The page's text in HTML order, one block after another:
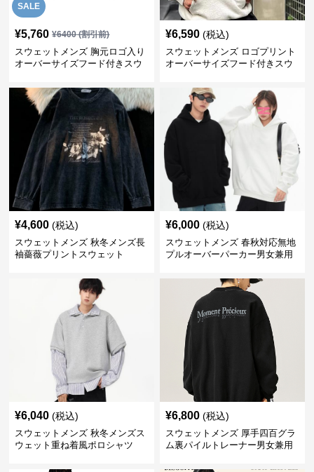
SALE
¥5,760 ¥6400(割引前)
スウェットメンズ 胸元ロゴ入り
オーバーサイズフード付きスウ
¥6,590 (税込)
スウェットメンズ ロゴプリント
オーバーサイズフード付きスウ
¥4,600 (税込)
スウェットメンズ 秋冬メンズ長
袖薔薇プリントスウェット
¥6,000 (税込)
スウェットメンズ 春秋対応無地
プルオーバーパーカー男女兼用
¥6,040 (税込)
スウェットメンズ 秋冬メンズス
ウェット重ね着風ポロシャツ
¥6,800 (税込)
スウェットメンズ 厚手四百グラ
ム裏パイルトレーナー男女兼用